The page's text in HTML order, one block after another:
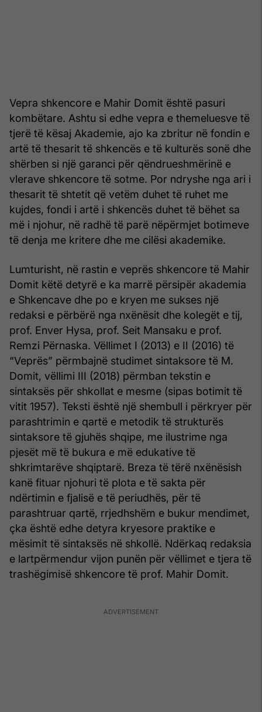
Vepra shkencore e Mahir Domit është pasuri
kombëtare. Ashtu si edhe vepra e themeluesve të
tjerë të kësaj Akademie, ajo ka zbritur në fondin e
artë të thesarit të shkencës e të kulturës sonë dhe
shërben si një garanci për qëndrueshmërinë e
vlerave shkencore të sotme. Por ndryshe nga ari i
thesarit të shtetit që vetëm duhet të ruhet me
kujdes, fondi i artë i shkencës duhet të bëhet sa
më i njohur, në radhë të parë nëpërmjet botimeve
të denja me kritere dhe me cilësi akademike.
Lumturisht, në rastin e veprës shkencore të Mahir
Domit këtë detyrë e ka marrë përsipër akademia
e Shkencave dhe po e kryen me sukses një
redaksi e përbërë nga nxënësit dhe kolegët e tij,
prof. Enver Hysa, prof. Seit Mansaku e prof.
Remzi Përnaska. Vëllimet I (2013) e II (2016) të
“Veprës” përmbajnë studimet sintaksore të M.
Domit, vëllimi III (2018) përmban tekstin e
sintaksës për shkollat e mesme (sipas botimit të
vitit 1957). Teksti është një shembull i përkryer për
parashtrimin e qartë e metodik të strukturës
sintaksore të gjuhës shqipe, me ilustrime nga
pjesët më të bukura e më edukative të
shkrimtarëve shqiptarë. Breza të tërë nxënësish
kanë fituar njohuri të plota e të sakta për
ndërtimin e fjalisë e të periudhës, për të
parashtruar qartë, rrjedhshëm e bukur mendimet,
çka është edhe detyra kryesore praktike e
mësimit të sintaksës në shkollë. Ndërkaq redaksia
e lartpërmendur vijon punën për vëllimet e tjera të
trashëgimisë shkencore të prof. Mahir Domit.